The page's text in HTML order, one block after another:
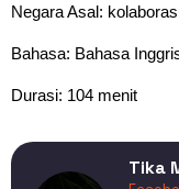
Negara Asal:
Bahasa: Bahasa
Durasi: 104 menit
Tika